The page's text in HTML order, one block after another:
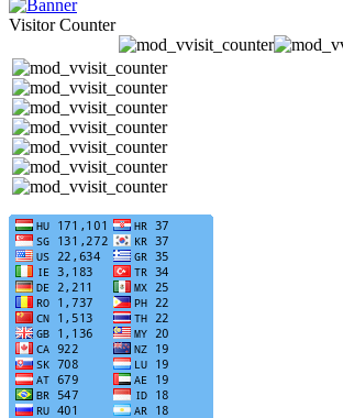
Visitor Counter